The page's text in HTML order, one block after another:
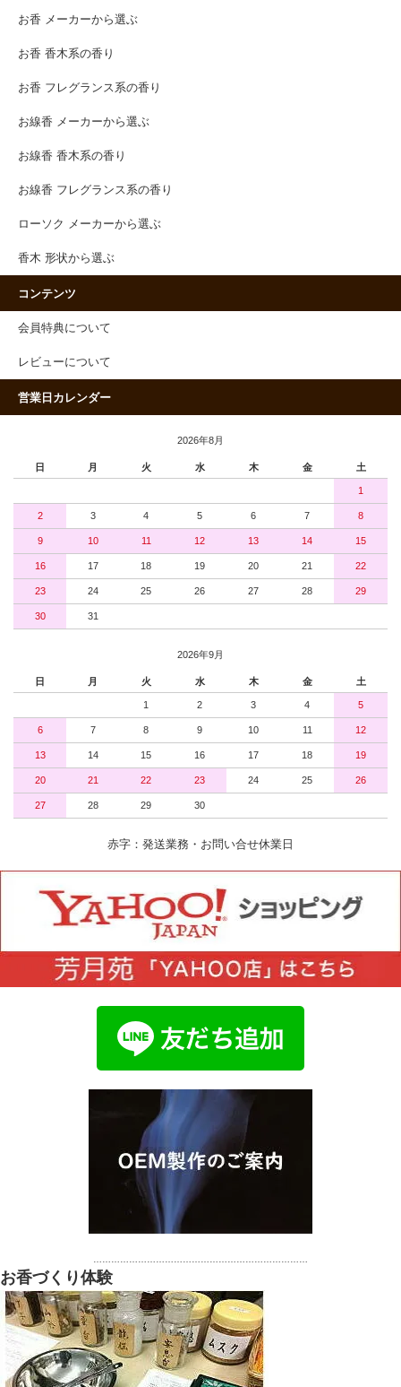
お香 メーカーから選ぶ
お香 香木系の香り
お香 フレグランス系の香り
お線香 メーカーから選ぶ
お線香 香木系の香り
お線香 フレグランス系の香り
ローソク メーカーから選ぶ
香木 形状から選ぶ
コンテンツ
会員特典について
レビューについて
営業日カレンダー
2026年8月
日 月 火 水 木 金 土
1
2 3 4 5 6 7 8
9 10 11 12 13 14 15
16 17 18 19 20 21 22
23 24 25 26 27 28 29
30 31
2026年9月
日 月 火 水 木 金 土
1 2 3 4 5
6 7 8 9 10 11 12
13 14 15 16 17 18 19
20 21 22 23 24 25 26
27 28 29 30
赤字：発送業務・お問い合せ休業日
お香づくり体験